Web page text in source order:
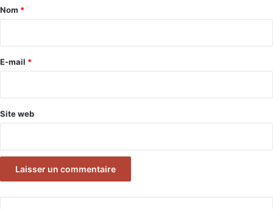
a
e
Nom *
E-mail *
Site web